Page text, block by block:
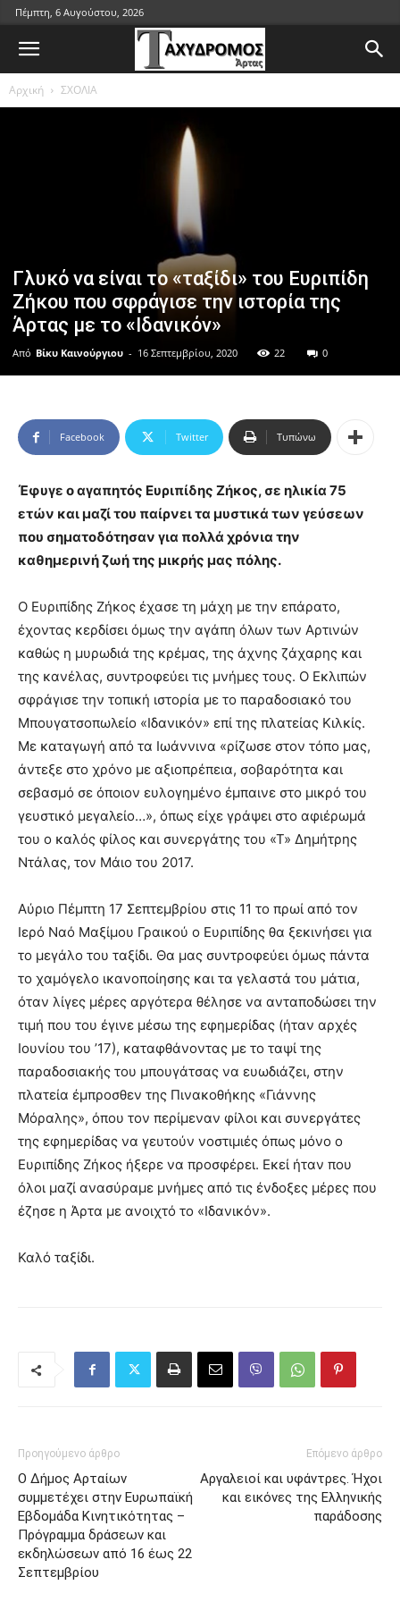
Πέμπτη, 6 Αυγούστου, 2026
Αρχική ΣΧΟΛΙΑ
Γλυκό να είναι το «ταξίδι» του Ευριπίδη
Ζήκου που σφράγισε την ιστορία της
Άρτας με το «Ιδανικόν»
Από Βίκυ Καινούργιου - 16 Σεπτεμβρίου, 2020 22 0
Facebook Twitter Τυπώνω
Έφυγε ο αγαπητός Ευριπίδης Ζήκος, σε ηλικία 75
ετών και μαζί του παίρνει τα μυστικά των γεύσεων
που σηματοδότησαν για πολλά χρόνια την
καθημερινή ζωή της μικρής μας πόλης.
Ο Ευριπίδης Ζήκος έχασε τη μάχη με την επάρατο,
έχοντας κερδίσει όμως την αγάπη όλων των Αρτινών
καθώς η μυρωδιά της κρέμας, της άχνης ζάχαρης και
της κανέλας, συντροφεύει τις μνήμες τους. Ο Εκλιπών
σφράγισε την τοπική ιστορία με το παραδοσιακό του
Μπουγατσοπωλείο «Ιδανικόν» επί της πλατείας Κιλκίς.
Με καταγωγή από τα Ιωάννινα «ρίζωσε στον τόπο μας,
άντεξε στο χρόνο με αξιοπρέπεια, σοβαρότητα και
σεβασμό σε όποιον ευλογημένο έμπαινε στο μικρό του
γευστικό μεγαλείο…», όπως είχε γράψει στο αφιέρωμά
του ο καλός φίλος και συνεργάτης του «Τ» Δημήτρης
Ντάλας, τον Μάιο του 2017.
Αύριο Πέμπτη 17 Σεπτεμβρίου στις 11 το πρωί από τον
Ιερό Ναό Μαξίμου Γραικού ο Ευριπίδης θα ξεκινήσει για
το μεγάλο του ταξίδι. Θα μας συντροφεύει όμως πάντα
το χαμόγελο ικανοποίησης και τα γελαστά του μάτια,
όταν λίγες μέρες αργότερα θέλησε να ανταποδώσει την
τιμή που του έγινε μέσω της εφημερίδας (ήταν αρχές
Ιουνίου του ’17), καταφθάνοντας με το ταψί της
παραδοσιακής του μπουγάτσας να ευωδιάζει, στην
πλατεία έμπροσθεν της Πινακοθήκης «Γιάννης
Μόραλης», όπου τον περίμεναν φίλοι και συνεργάτες
της εφημερίδας να γευτούν νοστιμιές όπως μόνο ο
Ευριπίδης Ζήκος ήξερε να προσφέρει. Εκεί ήταν που
όλοι μαζί ανασύραμε μνήμες από τις ένδοξες μέρες που
έζησε η Άρτα με ανοιχτό το «Ιδανικόν».
Καλό ταξίδι.
Προηγούμενο άρθρο
Ο Δήμος Αρταίων
συμμετέχει στην Ευρωπαϊκή
Εβδομάδα Κινητικότητας –
Πρόγραμμα δράσεων και
εκδηλώσεων από 16 έως 22
Σεπτεμβρίου
Επόμενο άρθρο
Αργαλειοί και υφάντρες. Ήχοι
και εικόνες της Ελληνικής
παράδοσης